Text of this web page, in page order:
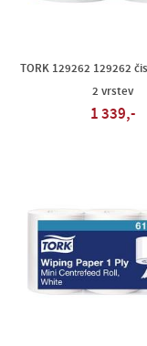
TORK 129262 129262
2 vrstev
1 339,-